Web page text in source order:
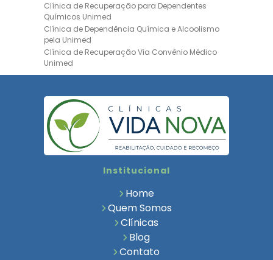
Clínica de Recuperação para Dependentes
Químicos Unimed
Clínica de Dependência Química e Alcoolismo
pela Unimed
Clínica de Recuperação Via Convênio Médico
Unimed
Clínica de Recuperação Convênio Bradesco
Bradesco Saúde
Hospital Psiquiátrico para Dependentes
Químicos Unimed
Internação Unimed para Dependentes
Químicos
Bradesco Saúde
Clinica de Recuperação de Dependentes
Tratamento para Dependência Química e
Institucional
Home
Quem Somos
Clínicas
Blog
Contato